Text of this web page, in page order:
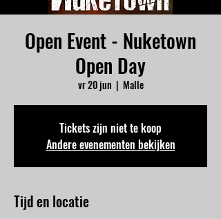
Open Event - Nuketown
Open Day
vr 20 jun
  |
Malle
Tickets zijn niet te koop
Andere evenementen bekijken
Tijd en locatie